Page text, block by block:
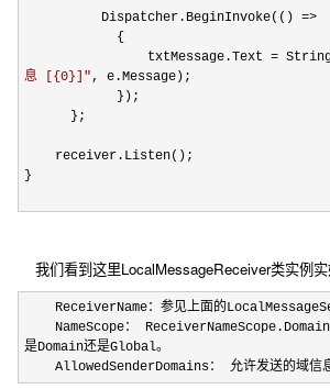
Dispatcher.BeginInvoke(()=>
{
txtMessage.Text=
息 [{0}] ", e.Message);
});
};
receiver.Listen();
}
我们看到这里LocalMessageReceiver类实例
ReceiverName：参见上面的
NameScope： ReceiverNameScope.Domain
是Domain还是Global。
AllowedSenderDomains： 允许发送的域信息